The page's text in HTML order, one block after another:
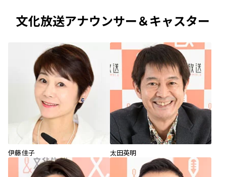
文化放送アナウンサー＆キャスター
伊藤佳子 太田英明